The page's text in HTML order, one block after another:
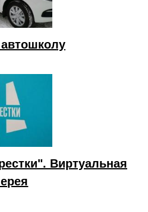
Виртуальная